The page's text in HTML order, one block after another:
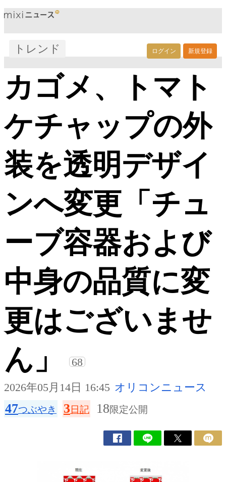
ログイン 新規登録
トレンド
カゴメ、トマト
ケチャップの外
装を透明デザイ
ンへ変更「チュ
ーブ容器および
中身の品質に変
更はございませ
ん」
68
2026年05月14日 16:45 オリコンニュース
47つぶやき 3日記 18限定公開